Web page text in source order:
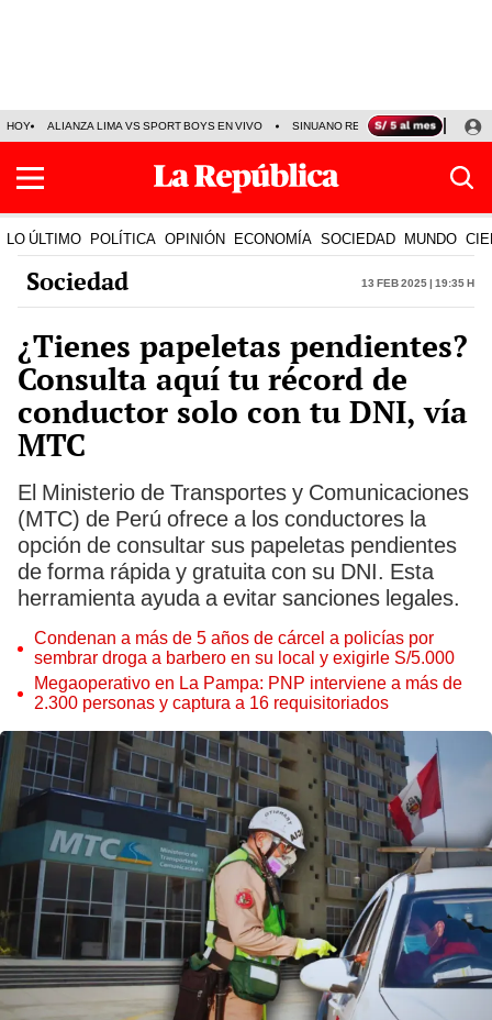
HOY ALIANZA LIMA VS SPORT BOYS EN VIVO SINUANO RESULTADOS HOY
LO ÚLTIMO POLÍTICA OPINIÓN ECONOMÍA SOCIEDAD MUNDO
Sociedad 13 Feb 2025 | 19:35 h
¿Tienes papeletas pendientes?
Consulta aquí tu récord de
conductor solo con tu DNI, vía
MTC
El Ministerio de Transportes y Comunicaciones
(MTC) de Perú ofrece a los conductores la
opción de consultar sus papeletas pendientes
de forma rápida y gratuita con su DNI. Esta
herramienta ayuda a evitar sanciones legales.
Condenan a más de 5 años de cárcel a policías por
sembrar droga a barbero en su local y exigirle S/5.000
Megaoperativo en La Pampa: PNP interviene a más de
2.300 personas y captura a 16 requisitoriados